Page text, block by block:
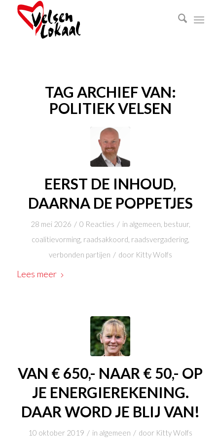
TAG ARCHIEF VAN:
POLITIEK VELSEN
EERST DE INHOUD,
DAARNA DE POPPETJES
28 mei 2026 / 0 Reacties / in algemeen, bestuur,
coalitievorming, raadsakkoord, raadsvergadering,
verbonden partijen / door Kitty Wolfs
Lees meer
VAN € 650,- NAAR € 50,- OP
JE ENERGIEREKENING.
DAAR WORD JE BLIJ VAN!
10 oktober 2019 / in algemeen / door Kitty Wolfs